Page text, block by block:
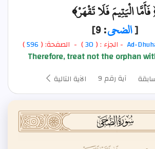
الْيَتِيمَ فَلَا تَقْهَرْ﴾
[الضحى: 9]
Ad- - الجزء : (30) - الصفحة: (596
)
Therefore, treat not the orphan
آية رقم 9 الآية التالية